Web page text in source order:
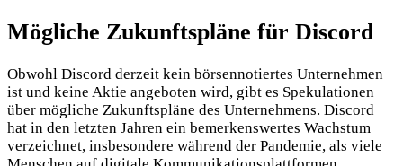
Mögliche Zukunftspläne für Discord
Obwohl Discord derzeit kein börsennotiertes Unternehmen
ist und keine Aktie angeboten wird, gibt es Spekulationen
über mögliche Zukunftspläne des Unternehmens. Discord
hat in den letzten Jahren ein bemerkenswertes Wachstum
verzeichnet, insbesondere während der Pandemie, als viele